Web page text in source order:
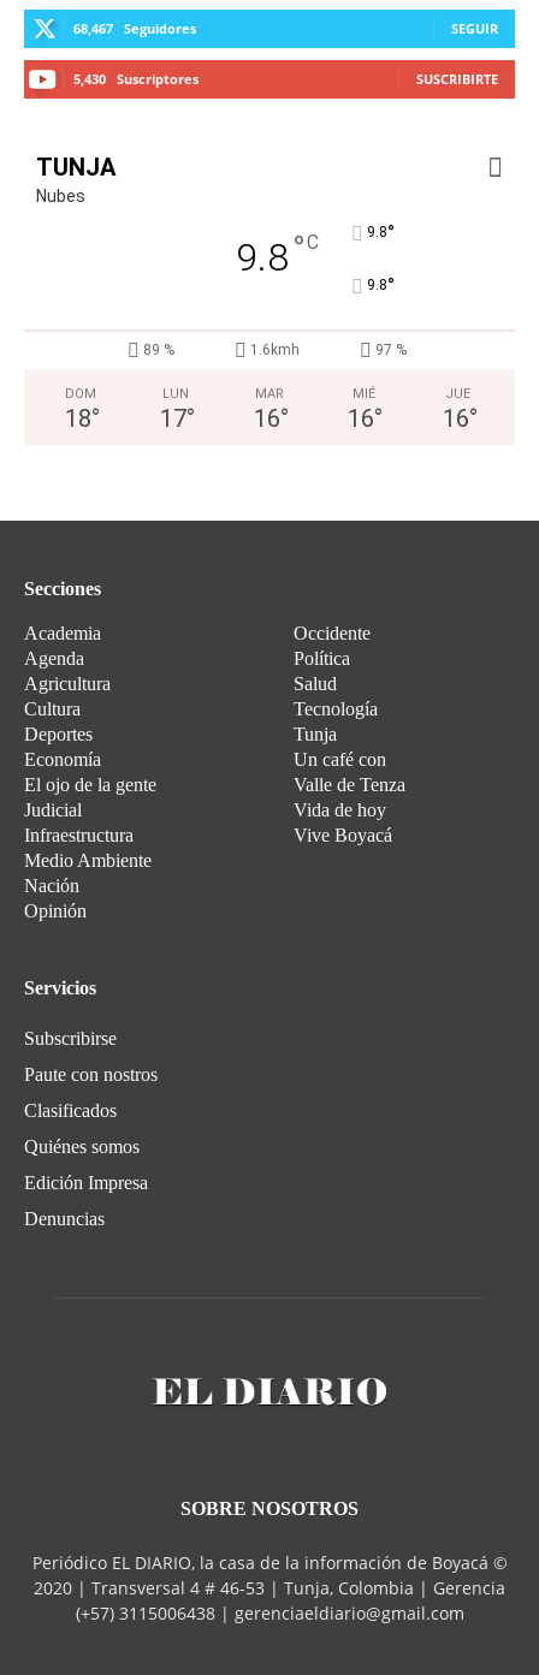
68,467 Seguidores SEGUIR
5,430 Suscriptores SUSCRIBIRTE
TUNJA
Nubes
9.8°C 9.8°
9.8°
89 % 1.6kmh 97 %
DOM
18°
LUN
17°
MAR
16°
MIÉ
16°
JUE
16°
Secciones
Academia
Agenda
Agricultura
Cultura
Deportes
Economía
El ojo de la gente
Judicial
Infraestructura
Medio Ambiente
Nación
Opinión
Occidente
Política
Salud
Tecnología
Tunja
Un café con
Valle de Tenza
Vida de hoy
Vive Boyacá
Servicios
Subscribirse
Paute con nostros
Clasificados
Quiénes somos
Edición Impresa
Denuncias
SOBRE NOSOTROS
Periódico EL DIARIO, la casa de la información de Boyacá ©
2020 | Transversal 4 # 46-53 | Tunja, Colombia | Gerencia
(+57) 3115006438 | gerenciaeldiario@gmail.com